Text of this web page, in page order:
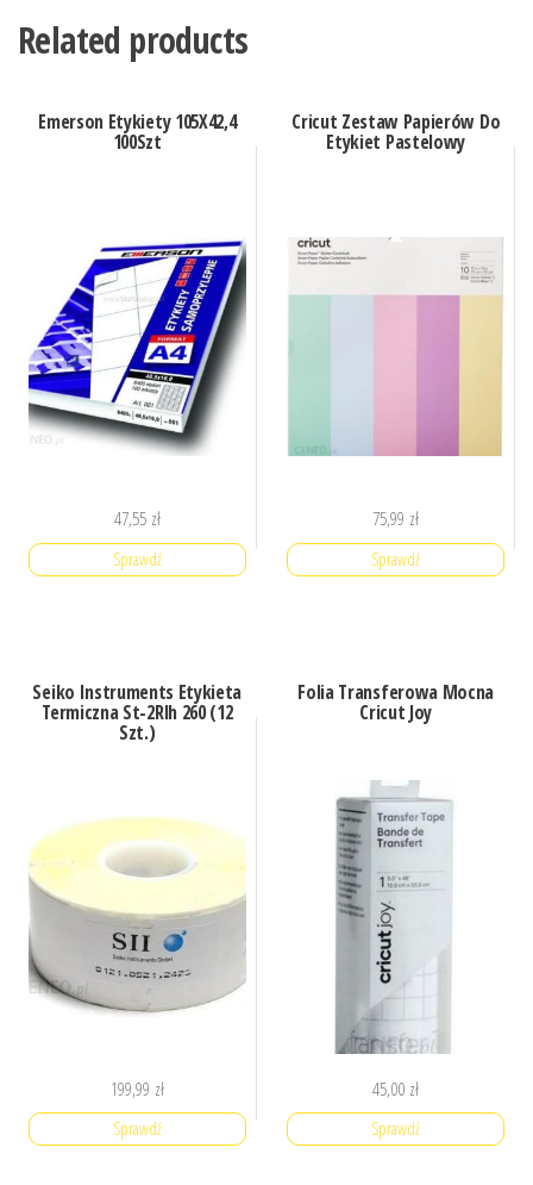
Related products
Emerson Etykiety 105X42,4
100Szt
47,55 zł
Sprawdź
Cricut Zestaw Papierów Do
Etykiet Pastelowy
75,99 zł
Sprawdź
Seiko Instruments Etykieta
Termiczna St-2Rlh 260 (12
Szt.)
199,99 zł
Sprawdź
Folia Transferowa Mocna
Cricut Joy
45,00 zł
Sprawdź